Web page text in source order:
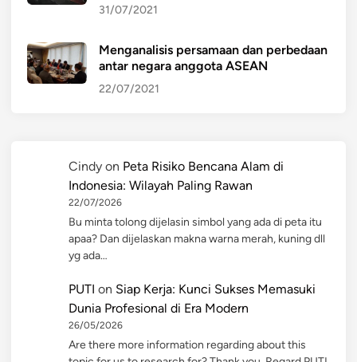
31/07/2021
Menganalisis persamaan dan perbedaan
antar negara anggota ASEAN
22/07/2021
Cindy on Peta Risiko Bencana Alam di
Indonesia: Wilayah Paling Rawan
22/07/2026
Bu minta tolong dijelasin simbol yang ada di peta itu
apaa? Dan dijelaskan makna warna merah, kuning dll
yg ada…
PUTI on Siap Kerja: Kunci Sukses Memasuki
Dunia Profesional di Era Modern
26/05/2026
Are there more information regarding about this